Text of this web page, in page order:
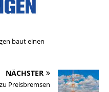
baut einen
NÄCHSTER
Preisbremsen